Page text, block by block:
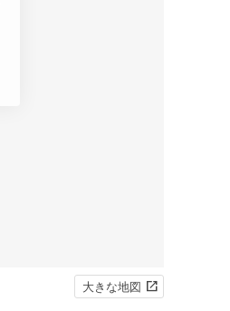
大きな地図